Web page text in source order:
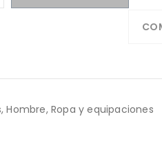
,Hombre,Ropa y equipaciones